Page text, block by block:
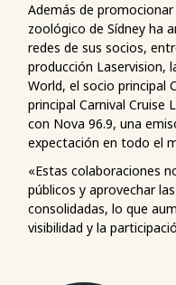
Además de
zoológico de Sídney ha
redes de sus socios,
producción Laservision,
World, el socio principal
principal Carnival Cruise
con Nova 96.9, una
expectación en todo el
«Estas colaboraciones
públicos y aprovechar
consolidadas, lo que
visibilidad y la